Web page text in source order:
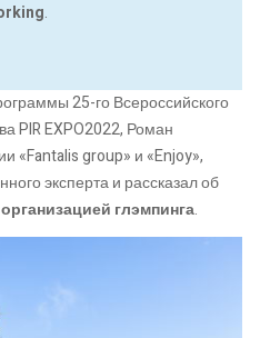
.
25-го Всероссийского
PIR EXPO2022, Роман
«Fantalis group» и «Enjoy»,
эксперта и рассказал об
организацией глэмпинга.